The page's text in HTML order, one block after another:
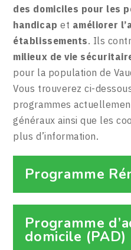
des domiciles pour les
handicap et améliorer
établissements. Ils
milieux de vie
pour la population de
Vous trouverez ci-
programmes
généraux ainsi que les
plus d’information.
Programme
Programme
domicile (PAD)